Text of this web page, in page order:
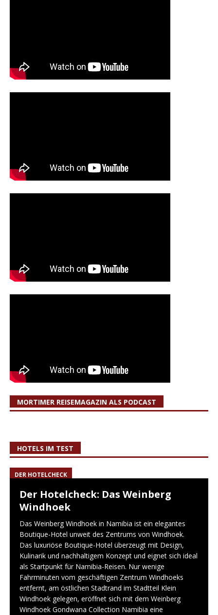
MORTIMER REISEMAGAZIN ALS PODCAST
HOTELS IM TEST
DER HOTELCHECK
Der Hotelcheck: Das Weinberg
Windhoek
Das Weinberg Windhoek in Namibia ist ein elegantes
Boutique-Hotel unweit des Zentrums von Windhoek.
Das luxuriöse Boutique-Hotel überzeugt mit Design,
Kulinarik und nachhaltigem Konzept und eignet sich ideal
als Startpunkt für Namibia-Reisen. Nur wenige
Fahrminuten vom geschäftigen Zentrum Windhoeks
entfernt, am östlichen Stadtrand im Stadtteil Klein
Windhoek gelegen, eröffnet sich mit dem Weinberg
Windhoek Gondwana Collection Namibia eine